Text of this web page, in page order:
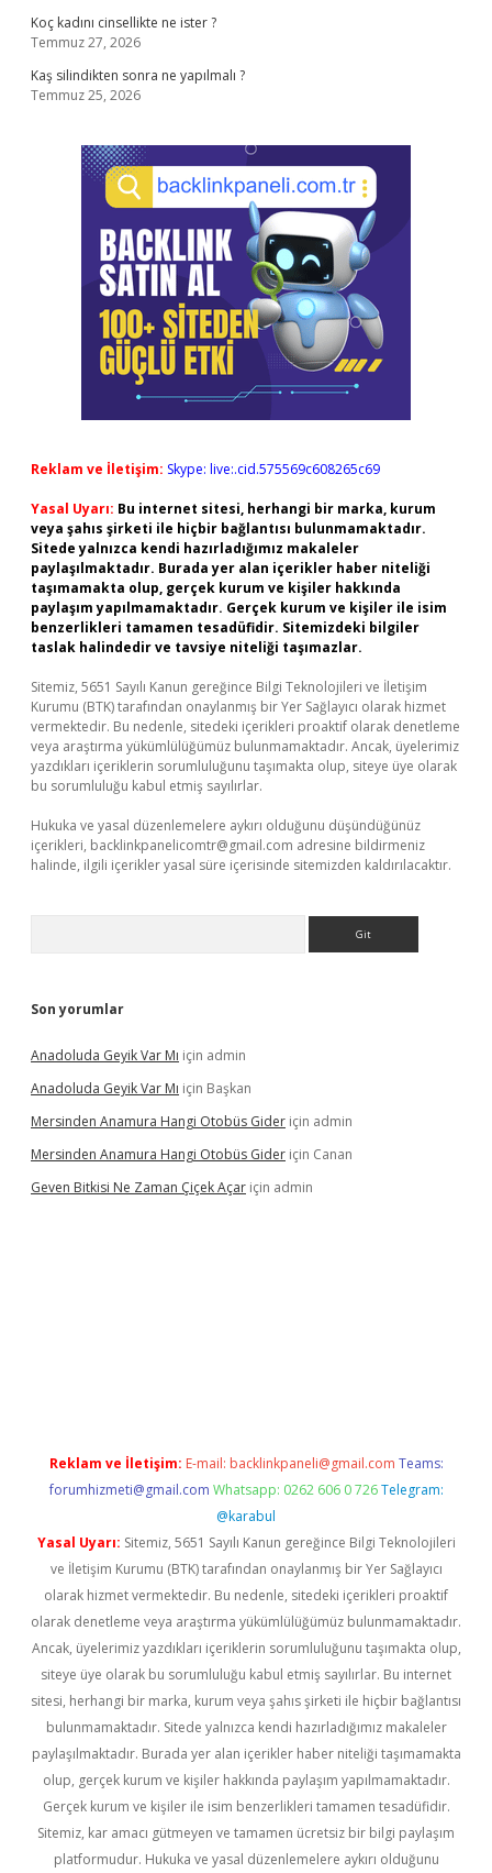
Koç kadını cinsellikte ne ister ?
Temmuz 27, 2026
Kaş silindikten sonra ne yapılmalı ?
Temmuz 25, 2026
Reklam ve İletişim: Skype: live:.cid.575569c608265c69
Yasal Uyarı: Bu internet sitesi, herhangi bir marka, kurum
veya şahıs şirketi ile hiçbir bağlantısı bulunmamaktadır.
Sitede yalnızca kendi hazırladığımız makaleler
paylaşılmaktadır. Burada yer alan içerikler haber niteliği
taşımamakta olup, gerçek kurum ve kişiler hakkında
paylaşım yapılmamaktadır. Gerçek kurum ve kişiler ile isim
benzerlikleri tamamen tesadüfidir. Sitemizdeki bilgiler
taslak halindedir ve tavsiye niteliği taşımazlar.
Sitemiz, 5651 Sayılı Kanun gereğince Bilgi Teknolojileri ve İletişim
Kurumu (BTK) tarafından onaylanmış bir Yer Sağlayıcı olarak hizmet
vermektedir. Bu nedenle, sitedeki içerikleri proaktif olarak denetleme
veya araştırma yükümlülüğümüz bulunmamaktadır. Ancak, üyelerimiz
yazdıkları içeriklerin sorumluluğunu taşımakta olup, siteye üye olarak
bu sorumluluğu kabul etmiş sayılırlar.
Hukuka ve yasal düzenlemelere aykırı olduğunu düşündüğünüz
içerikleri, backlinkpanelicomtr@gmail.com adresine bildirmeniz
halinde, ilgili içerikler yasal süre içerisinde sitemizden kaldırılacaktır.
Son yorumlar
Anadoluda Geyik Var Mı için admin
Anadoluda Geyik Var Mı için Başkan
Mersinden Anamura Hangi Otobüs Gider için admin
Mersinden Anamura Hangi Otobüs Gider için Canan
Geven Bitkisi Ne Zaman Çiçek Açar için admin
Reklam ve İletişim: E-mail: backlinkpaneli@gmail.com Teams:
forumhizmeti@gmail.com Whatsapp: 0262 606 0 726 Telegram:
@karabul
Yasal Uyarı: Sitemiz, 5651 Sayılı Kanun gereğince Bilgi Teknolojileri
ve İletişim Kurumu (BTK) tarafından onaylanmış bir Yer Sağlayıcı
olarak hizmet vermektedir. Bu nedenle, sitedeki içerikleri proaktif
olarak denetleme veya araştırma yükümlülüğümüz bulunmamaktadır.
Ancak, üyelerimiz yazdıkları içeriklerin sorumluluğunu taşımakta olup,
siteye üye olarak bu sorumluluğu kabul etmiş sayılırlar. Bu internet
sitesi, herhangi bir marka, kurum veya şahıs şirketi ile hiçbir bağlantısı
bulunmamaktadır. Sitede yalnızca kendi hazırladığımız makaleler
paylaşılmaktadır. Burada yer alan içerikler haber niteliği taşımamakta
olup, gerçek kurum ve kişiler hakkında paylaşım yapılmamaktadır.
Gerçek kurum ve kişiler ile isim benzerlikleri tamamen tesadüfidir.
Sitemiz, kar amacı gütmeyen ve tamamen ücretsiz bir bilgi paylaşım
platformudur. Hukuka ve yasal düzenlemelere aykırı olduğunu